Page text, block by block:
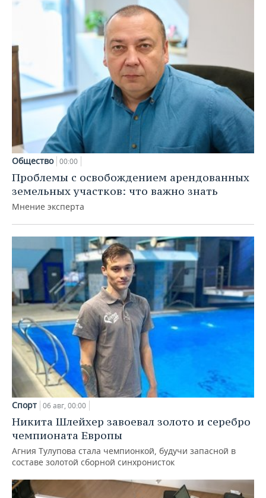
Общество 00:00
Проблемы с освобождением арендованных
земельных участков: что важно знать
Мнение эксперта
Спорт 06 авг, 00:00
Никита Шлейхер завоевал золото и серебро
чемпионата Европы
Агния Тулупова стала чемпионкой, будучи запасной в
составе золотой сборной синхронисток